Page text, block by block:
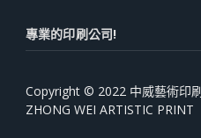
專業的印刷公司!
Copyright © 2022 中威藝術印
ZHONG WEI ARTISTIC PRINT